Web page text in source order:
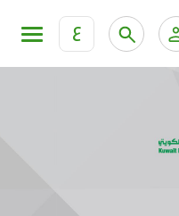
ع
KFH Online Corporate